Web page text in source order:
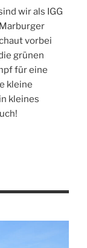
wir als IGG
vorbei
grünen
für eine
kleine
kleines